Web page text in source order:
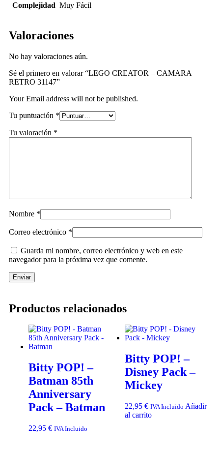
Complejidad Muy Fácil
Valoraciones
No hay valoraciones aún.
Sé el primero en valorar “LEGO CREATOR – CAMARA
RETRO 31147”
Your Email address will not be published.
Tu puntuación *
Tu valoración *
Nombre *
Correo electrónico *
Guarda mi nombre, correo electrónico y web en este
navegador para la próxima vez que comente.
Productos relacionados
Bitty POP! –
Batman 85th
Anniversary
Pack – Batman
22,95 € IVA Incluido
Bitty POP! –
Disney Pack –
Mickey
22,95 € IVA Incluido Añadir
al carrito